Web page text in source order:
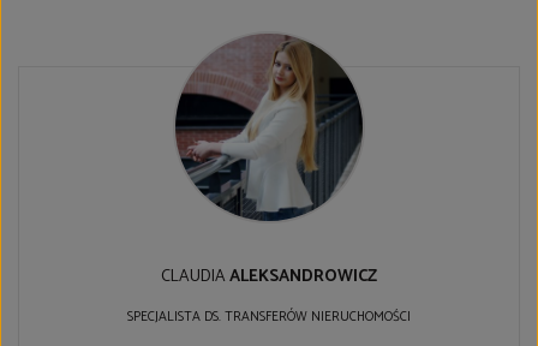
CLAUDIAALEKSANDROWICZ
SPECJALISTA DS. TRANSFERÓW NIERUCHOMOŚCI